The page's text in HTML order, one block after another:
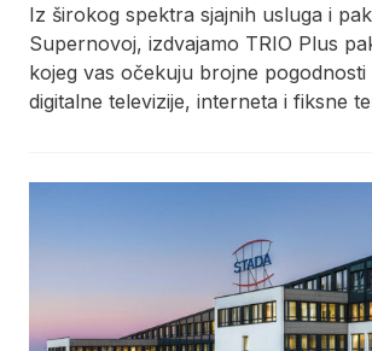
Iz širokog spektra sjajnih usluga i
Supernovoj, izdvajamo TRIO Plus
kojeg vas očekuju brojne pogodnosti
digitalne televizije, interneta i fiksne